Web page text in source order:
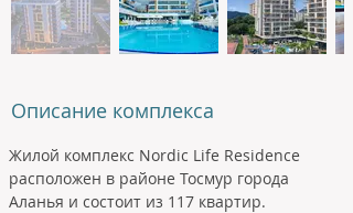
Описание комплекса
Жилой комплекс Nordic Life Residence
расположен в районе Тосмур города
Аланья и состоит из 117 квартир.